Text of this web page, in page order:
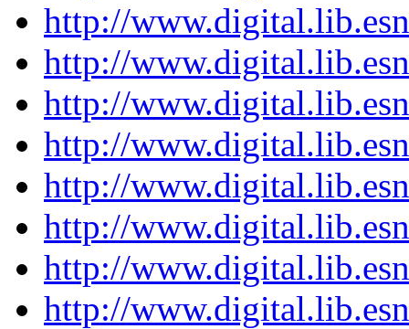
http://
http://
http://
http://
http://
http://
http://
http://